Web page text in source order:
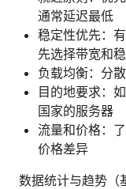
通常延迟最低
稳定性优先：
先选择带宽和
负载均衡：分
目的地要求：
国家的服务器
流量和价格：
价格差异
数据统计与趋势（